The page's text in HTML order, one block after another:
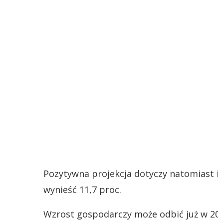
Pozytywna projekcja dotyczy natomiast
wynieść 11,7 proc.
Wzrost gospodarczy może odbić już w